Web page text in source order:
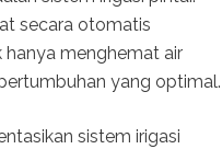
secara otomatis
hanya menghemat air
yang optimal.
sistem irigasi